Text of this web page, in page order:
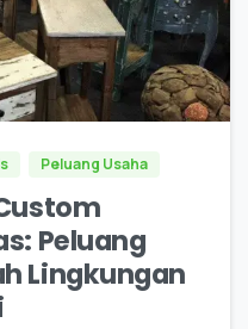
0 0
Peluang Usaha
Peluang
Lingkungan